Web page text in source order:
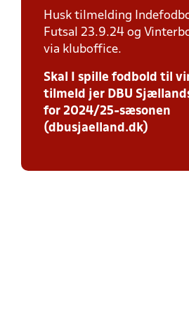
Husk tilmelding
Futsal 23.9.24 og
via kluboffice.
Skal I spille fodbold til
tilmeld jer DBU
for 2024/25-sæsonen
(dbusjaelland.dk)